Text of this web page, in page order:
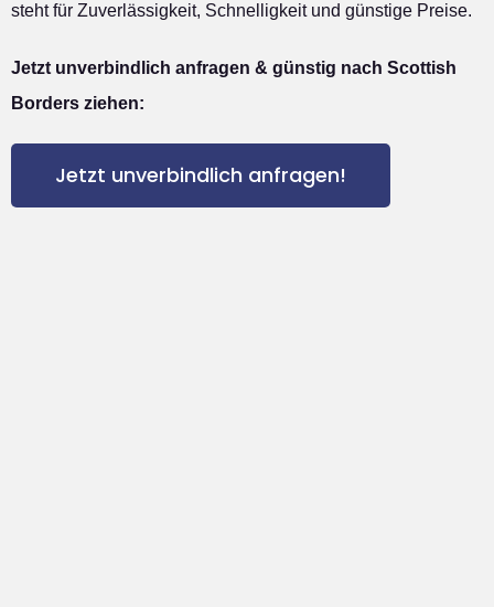
steht für Zuverlässigkeit, Schnelligkeit und günstige Preise.
Jetzt unverbindlich anfragen & günstig nach Scottish
Borders ziehen:
Jetzt unverbindlich anfragen!